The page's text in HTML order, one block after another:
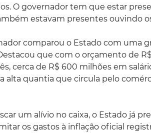
O governador tem que estar
estavam presentes ouvindo
comparou o Estado com uma
que com o orçamento de
cerca de R$ 600 milhões em
quantia que circula pelo
um alívio no caixa, o Estado já
os gastos à inflação oficial